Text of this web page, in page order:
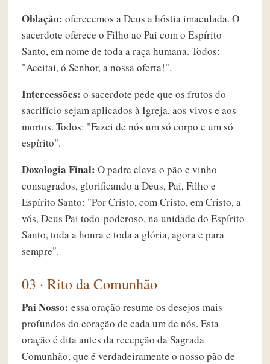
Oblação: oferecemos a Deus a hóstia imaculada. O
sacerdote oferece o Filho ao Pai com o Espírito
Santo, em nome de toda a raça humana. Todos:
"Aceitai, ó Senhor, a nossa oferta!".
Intercessões: o sacerdote pede que os frutos do
sacrifício sejam aplicados à Igreja, aos vivos e aos
mortos. Todos: "Fazei de nós um só corpo e um só
espírito".
Doxologia Final: O padre eleva o pão e vinho
consagrados, glorificando a Deus, Pai, Filho e
Espírito Santo: "Por Cristo, com Cristo, em Cristo, a
vós, Deus Pai todo-poderoso, na unidade do Espírito
Santo, toda a honra e toda a glória, agora e para
sempre".
03 · Rito da Comunhão
Pai Nosso: essa oração resume os desejos mais
profundos do coração de cada um de nós. Esta
oração é dita antes da recepção da Sagrada
Comunhão, que é verdadeiramente o nosso pão de